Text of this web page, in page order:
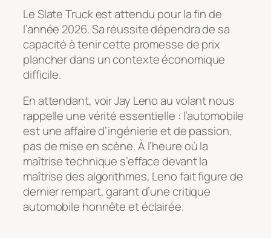
Le Slate Truck est attendu pour la fin de
l’année 2026. Sa réussite dépendra de sa
capacité à tenir cette promesse de prix
plancher dans un contexte économique
difficile.
En attendant, voir Jay Leno au volant nous
rappelle une vérité essentielle : l’automobile
est une affaire d’ingénierie et de passion,
pas de mise en scène. À l’heure où la
maîtrise technique s’efface devant la
maîtrise des algorithmes, Leno fait figure de
dernier rempart, garant d’une critique
automobile honnête et éclairée.